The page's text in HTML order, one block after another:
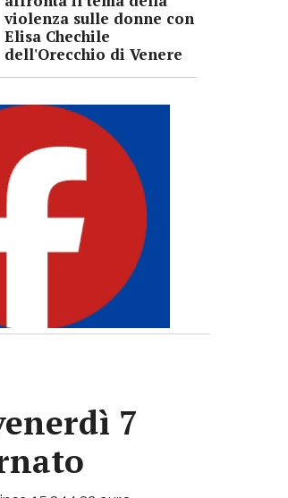
violenza sulle donne con
Elisa Chechile
dell'Orecchio di Venere
7